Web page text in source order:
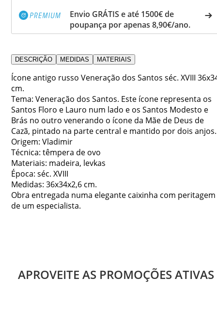
Envio GRÁTIS e até 1500€ de
poupança por apenas 8,90€/ano.
DESCRIÇÃO MEDIDAS MATERIAIS
Ícone antigo russo Veneração dos Santos séc. XVIII
cm.
Tema: Veneração dos Santos. Este ícone representa os
Santos Floro e Lauro num lado e os Santos Modesto e
Brás no outro venerando o ícone da Mãe de Deus de
Cazã, pintado na parte central e mantido por dois anjos.
Origem: Vladimir
Técnica: têmpera de ovo
Materiais: madeira, levkas
Época: séc. XVIII
Medidas: 36x34x2,6 cm.
Obra entregada numa elegante caixinha com peritagem
de um especialista.
APROVEITE AS PROMOÇÕES ATIVAS